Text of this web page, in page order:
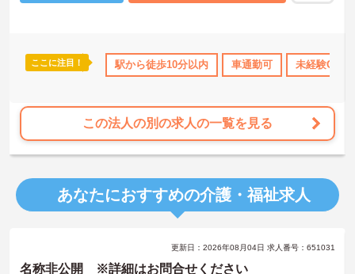
育児補助 年間休日110日以上 ブランクOK 資格取得サポート
＜＜ICT導入が進む効率的な現場で、身体的負担を減らしケアに専念
＞スマホ記録や睡眠測定センサー等の導入で月400時間の生産性向上
ここに注目！ 駅から徒歩10分以内 車通勤可 未経験OK
この法人の別の求人の一覧を見る
あなたにおすすめの介護・福祉求人
更新日：2026年08月04日 求人番号：651031
名称非公開 ※詳細はお問合せください